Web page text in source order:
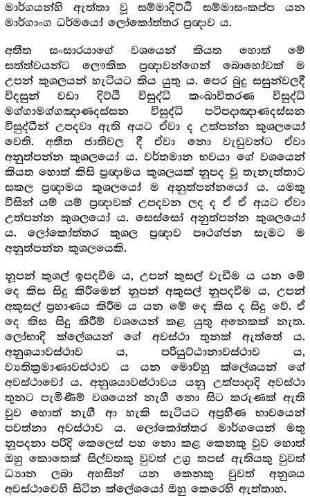
මාර්ගයන්හි ඇත්තා වූ සම්මාදිට්ඨි සම්මාසංකප්ප යන
මාර්ගාංග ධර්මයෝ ලෝකෝත්තර ප්‍ර‍ඥාව ය.
අතීත සංසාරයාගේ වශයෙන් කියත හොත් මේ
සත්ත්වයන්ට ලෞකික ප්‍ර‍ඥාවන්ගෙන් බොහෝවක් ම
උපන් කුශලයන් හැටියට කිය යුතු ය. පෙර බුදු සසුන්වලදී
විදසුන් වඩා දිට්ඨි විසුද්ධි කංඛාවිතරණ විසුද්ධි
මග්ගාමග්ගඤාණදස්සන විසුද්ධි පටිපදාඤාණදස්සන
විසුද්ධීන් උපදවා ඇති අයට ඒවා ද උත්පන්න කුශලයෝ
වෙති. අතීත ජාතිවල දී ඒවා නො වැඩුවන්ට ඒවා
අනුත්පන්න කුශලයෝ ය. වර්තමාන භවයා ගේ වශයෙන්
කියත හොත් කිසි ප්‍ර‍ඥාමය කුශලයක් නූපද වූ තැනැත්තාට
සකල ප්‍ර‍ඥාමය කුශලයෝ ම අනුත්පන්නයෝ ය. යමකු
විසින් යම් යම් ප්‍ර‍ඥාවක් උපදවන ලද ද ඒ ඒ අයට ඒවා
උත්පන්න කුශලයෝ ය. සෙස්සෝ අනුත්පන්න කුශලයෝ
ය. ලෝකෝත්තර කුශල ප්‍ර‍ඥාව පෘථග්ජන සැමට ම
අනුත්පන්න කුශලයෙකි.
නූපන් කුශල් ඉපදවීම ය, උපන් කුසල් වැඩීම ය යන මේ
දෙ කිස සිදු කිරීමෙන් නූපන් අකුසල් නූපදවීම ය, උපන්
අකුසල් ප්‍ර‍හාණය කිරීම ය යන මේ දෙ කිස ද සිදු වේ. ඒ
දෙ කිස සිදු කිරීම් වශයෙන් කළ යුතු අනෙකක් නැත.
ලෝභාදි ක්ලේශයන් ගේ අවස්ථා තුනක් ඇත්තේ ය.
අනුශයාවස්ථාව ය, පරියුට්ඨානාවස්ථාව ය,
ව්‍යතික්‍ර‍මාණාවස්ථාව ය යන මොව්හු ක්ලේශයන් ගේ
අවස්ථාවෝ ය. අනුශයාවස්ථාවය යනු උත්පාදාදි අවස්ථා
තුනට පැමිණීම් වශයෙන් නැගී නො සිට කරුණක් ඇති
වුව හොත් නැගී ආ හැකි සැටියට අප්‍ර‍හීණ භාවයෙන්
පවත්නා අවස්ථාව ය. ලෝකෝත්තර මාර්ගයෙන් මතු
නූපදනා පරිදි කෙලෙස් පහ නො කළ කෙනකු වුව හොත්
ඔහු කොතෙක් සිල්වතකු වුවත් උග්‍ර‍ තපස් ඇතියකු වුවත්
ධ්‍යාන ලබා අහසින් යන කෙනකු වුවත් අනුශය
අවස්ථාවෙහි සිටින ක්ලේශයෝ ඔහු කෙරෙහි ඇත්තාහ.